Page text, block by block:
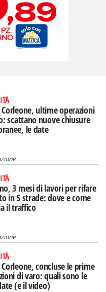
ultime operazioni
scattano nuove chiusure
le date
3 mesi di lavori per rifare
in 5 strade: dove e come
il traffico
concluse le prime
di varo: quali sono le
(e il video)